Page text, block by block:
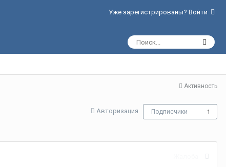
Уже зарегистрированы? Войти
Активность
Авторизация Подписчики 1